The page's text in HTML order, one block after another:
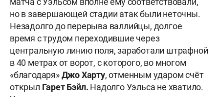
но в завершающей стадии атак были неточны.
Незадолго до перерыва валлийцы, долгое
время с трудом переходившие через
центральную линию поля, заработали штрафной
в 40 метрах от ворот, с которого, во многом
«благодаря»Джо Харту, отменным ударом счёт
открыл Гарет Бэйл. Надолго Уэльса не хватило.